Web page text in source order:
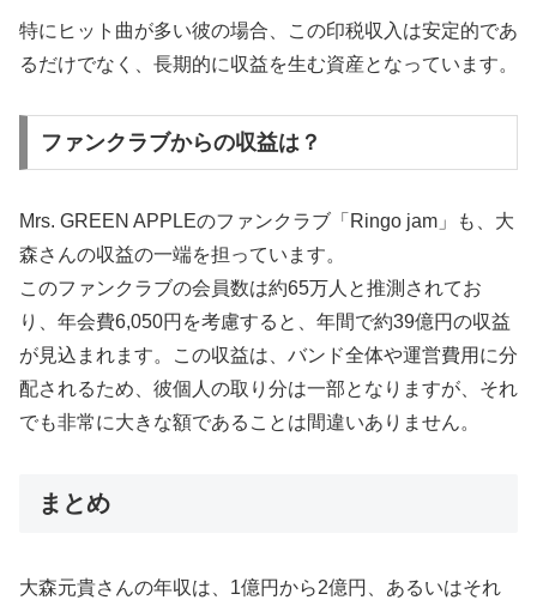
特にヒット曲が多い彼の場合、この印税収入は安定的であ
るだけでなく、長期的に収益を生む資産となっています。
ファンクラブからの収益は？
Mrs. GREEN APPLEのファンクラブ「Ringo jam」も、大
森さんの収益の一端を担っています。
このファンクラブの会員数は約65万人と推測されてお
り、年会費6,050円を考慮すると、年間で約39億円の収益
が見込まれます。この収益は、バンド全体や運営費用に分
配されるため、彼個人の取り分は一部となりますが、それ
でも非常に大きな額であることは間違いありません。
まとめ
大森元貴さんの年収は、1億円から2億円、あるいはそれ